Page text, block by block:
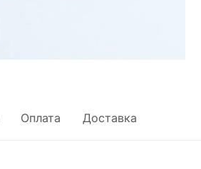
Оплата Доставка